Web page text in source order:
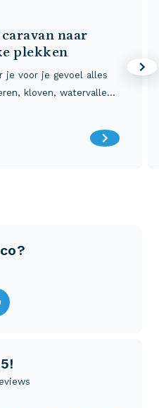
naar
plekken
je voor je gevoel alles
kloven, watervallen,